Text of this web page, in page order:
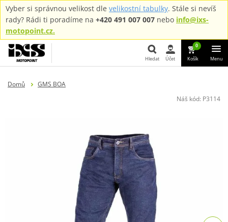
Vyber si správnou velikost dle velikostní tabulky. Stále si nevíš
rady? Rádi ti poradíme na +420 491 007 007 nebo info@ixs-
motopoint.cz.
Hledat Účet
0
Košík Menu
Domů
GMS BOA
Náš kód: P3114